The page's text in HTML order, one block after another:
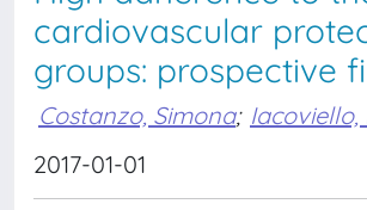
cardiovascular
groups: prospective
Costanzo, Simona; Iacoviello,
2017-01-01